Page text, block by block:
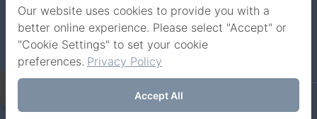
198/2 ถนนสมเด็จพระปิ่นเกล้า,
แขวงบางยี่ขัน เขตบางพลัด กรุงเทพฯ 10700
Phone : 0-63-520-5151
Facebook YouTube
© Faculty of Physical Therapy, Mahidol University.
Our website uses cookies to provide you with a
better online experience. Please select "Accept" or
"Cookie Settings" to set your cookie
preferences. Privacy Policy
Accept All